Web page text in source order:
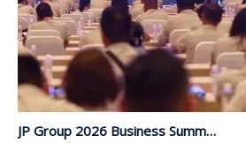
JP Group 2026 Business Summit und Einführung neuer Produkte endet erfolgreich | Umfassendes Upgrade, mit Intelligenz in die Zukunft führen
Vom 26. bis 29. Mai fand im